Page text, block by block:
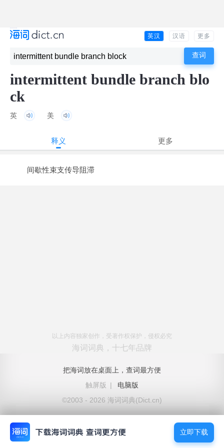
英汉 汉语 更多
intermittent bundle branch blo
ck
英 美
释义 更多
间歇性束支传导阻滞
以上内容独家创作，受著作权保护，侵权必究
海词词典，十七年品牌
把海词放在桌面上，查词最方便
触屏版
|
电脑版
©2003 - 2026 海词词典(Dict.cn)
立即下载
立即下载